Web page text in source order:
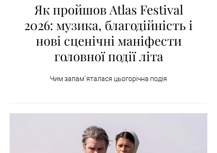
Як пройшов Atlas Festival
2026: музика, благодійність і
нові сценічні маніфести
головної події літа
Чим запам`яталася цьогорічна подія